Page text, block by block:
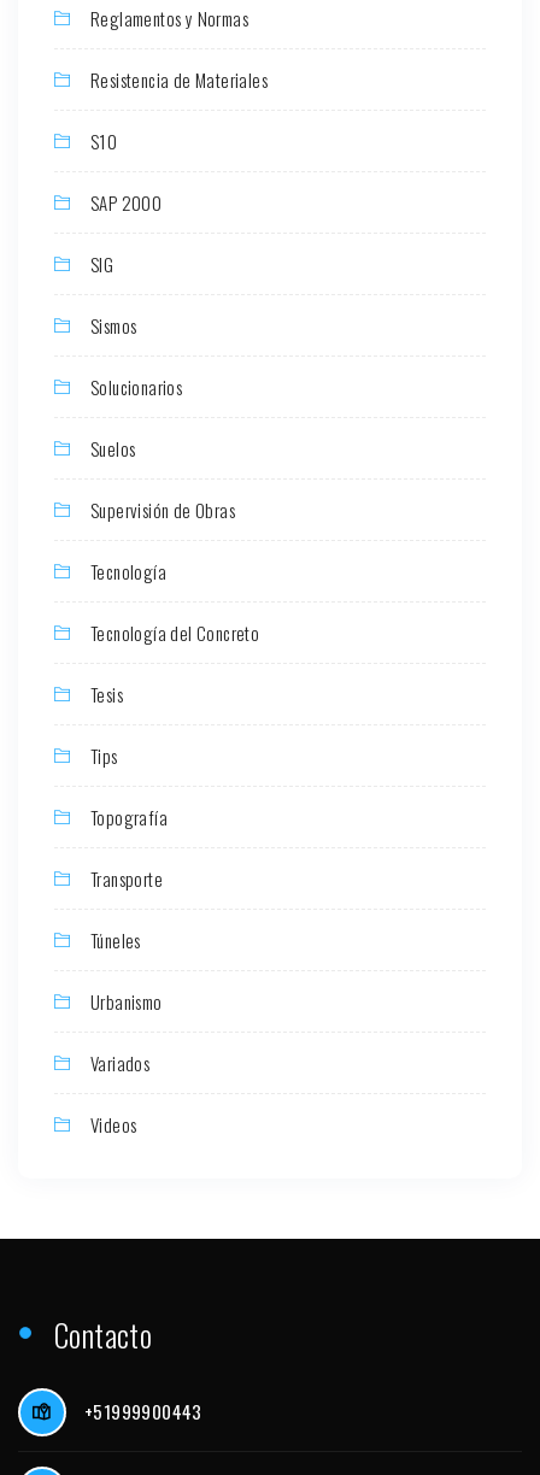
Reglamentos y Normas
Resistencia de Materiales
S10
SAP 2000
SIG
Sismos
Solucionarios
Suelos
Supervisión de Obras
Tecnología
Tecnología del Concreto
Tesis
Tips
Topografía
Transporte
Túneles
Urbanismo
Variados
Videos
Contacto
+51999900443